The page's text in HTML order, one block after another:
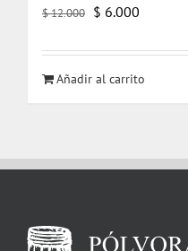
$12.000 El
original
era:
$ 6.000
actual
es:
Añadir al carrito